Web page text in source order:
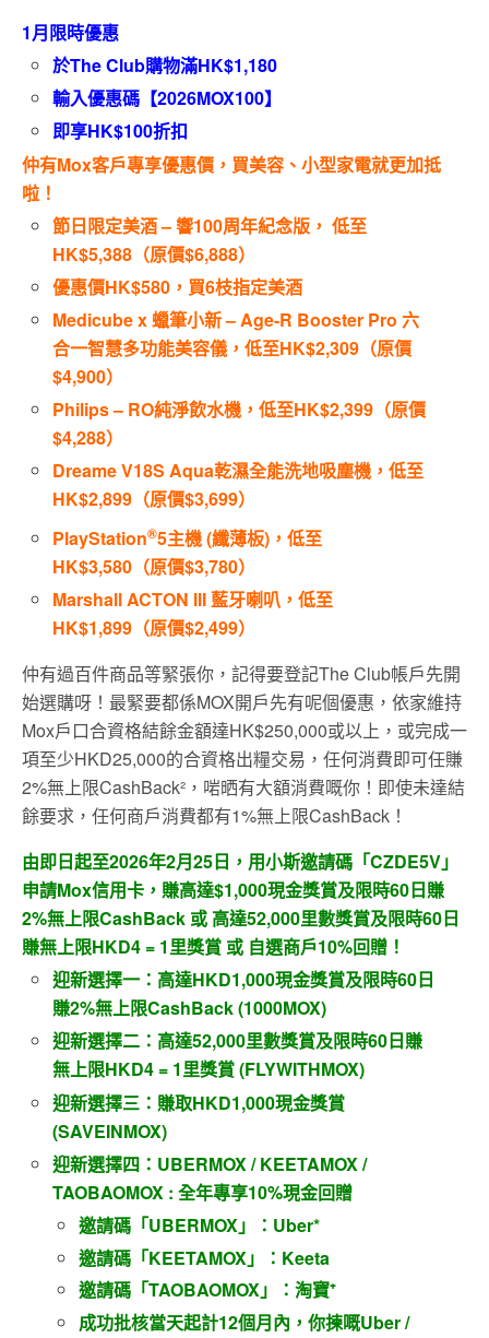
1月限時優惠
於The Club購物滿HK$1,180
輸入優惠碼【2026MOX100】
即享HK$100折扣
仲有Mox客戶專享優惠價，買美容、小型家電就更加抵
啦！
節日限定美酒 – 響100周年紀念版， 低至
HK$5,388（原價$6,888）
優惠價HK$580，買6枝指定美酒
Medicube x 蠟筆小新 – Age-R Booster Pro 六
合一智慧多功能美容儀，低至HK$2,309（原價
$4,900）
Philips – RO純淨飲水機，低至HK$2,399（原價
$4,288）
Dreame V18S Aqua乾濕全能洗地吸塵機，低至
HK$2,899（原價$3,699）
PlayStation®5主機 (纖薄板)，低至
HK$3,580（原價$3,780）
Marshall ACTON III 藍牙喇叭，低至
HK$1,899（原價$2,499）
仲有過百件商品等緊張你，記得要登記The Club帳戶先開
始選購呀！最緊要都係MOX開戶先有呢個優惠，依家維持
Mox戶口合資格結餘金額達HK$250,000或以上，或完成一
項至少HKD25,000的合資格出糧交易，任何消費即可任賺
2%無上限CashBack²，啱晒有大額消費嘅你！即使未達結
餘要求，任何商戶消費都有1%無上限CashBack！
由即日起至2026年2月25日，用小斯邀請碼「CZDE5V」
申請Mox信用卡，賺高達$1,000現金獎賞及限時60日賺
2%無上限CashBack 或 高達52,000里數獎賞及限時60日
賺無上限HKD4 = 1里獎賞 或 自選商戶10%回贈！
迎新選擇一：高達HKD1,000現金獎賞及限時60日
賺2%無上限CashBack (1000MOX)
迎新選擇二：高達52,000里數獎賞及限時60日賺
無上限HKD4 = 1里獎賞 (FLYWITHMOX)
迎新選擇三：賺取HKD1,000現金獎賞
(SAVEINMOX)
迎新選擇四：UBERMOX / KEETAMOX /
TAOBAOMOX : 全年專享10%現金回贈
邀請碼「UBERMOX」：Uber*
邀請碼「KEETAMOX」：Keeta
邀請碼「TAOBAOMOX」：淘寶⁺
成功批核當天起計12個月內，你揀嘅Uber /